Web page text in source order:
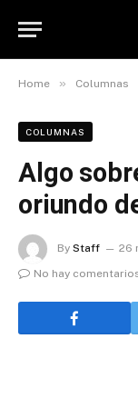
Home » Columnas
COLUMNAS
Algo
oriundo
By Staff 26
No hay